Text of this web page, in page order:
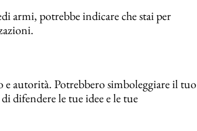
armi, potrebbe indicare che stai per
autorità. Potrebbero simboleggiare il tuo
difendere le tue idee e le tue